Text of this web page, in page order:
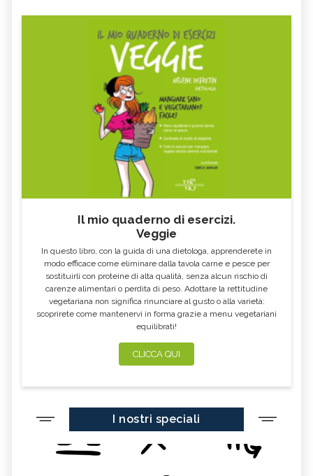
Il mio quaderno di esercizi.
Veggie
In questo libro, con la guida di una dietologa, apprenderete in
modo efficace come eliminare dalla tavola carne e pesce per
sostituirli con proteine di alta qualità, senza alcun rischio di
carenze alimentari o perdita di peso. Adottare la rettitudine
vegetariana non significa rinunciare al gusto o alla varietà:
scoprirete come mantenervi in forma grazie a menu vegetariani
equilibrati!
CLICCA QUI
I nostri speciali